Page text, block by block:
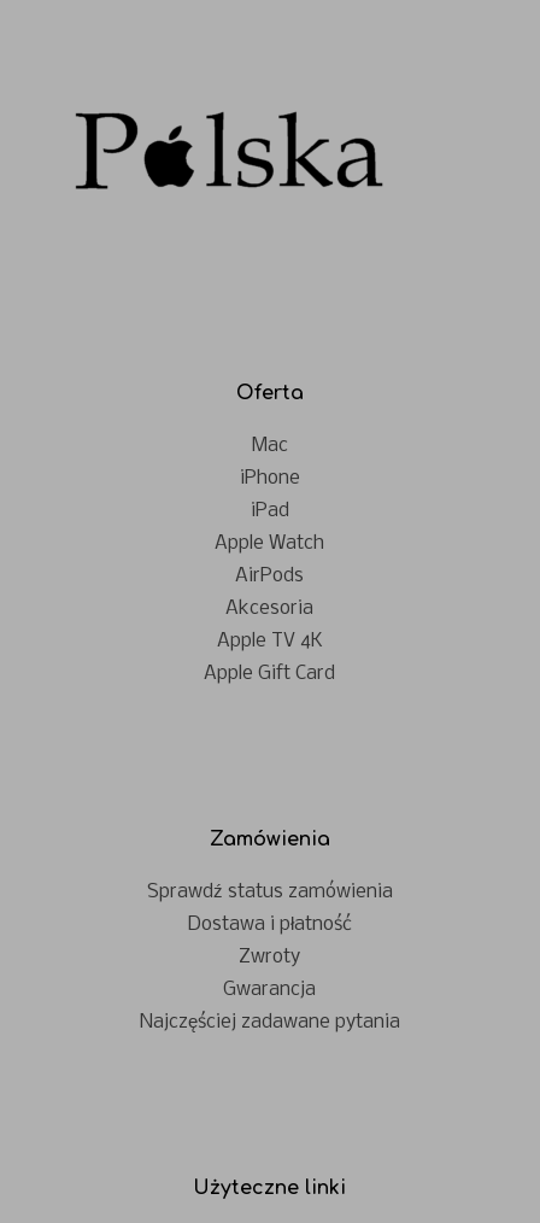
Oferta
Mac
iPhone
iPad
Apple Watch
AirPods
Akcesoria
Apple TV 4K
Apple Gift Card
Zamówienia
Sprawdź status zamówienia
Dostawa i płatność
Zwroty
Gwarancja
Najczęściej zadawane pytania
Użyteczne linki